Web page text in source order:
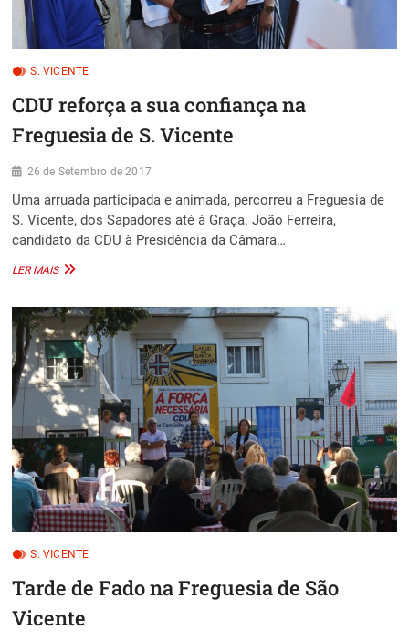
MOURARIA
CONTACTAR
POPULAÇÃO
BAIRRO.
DA
À
DA
JUNTA
DE
DE
MARIA
MAIOR,
LURDES
PINHEIRO,
REALÇARAM
A
NECESSIDA
S. VICENTE
CDU reforça a sua confiança na
Freguesia de S. Vicente
26 de Setembro de 2017
Uma arruada participada e animada, percorreu a Freguesia de
S. Vicente, dos Sapadores até à Graça. João Ferreira,
candidato da CDU à Presidência da Câmara…
LER MAISCDU
SUA
CONFIANÇA
NA
FREGUESIA
DE
S.
VICENTE
S. VICENTE
Tarde de Fado na Freguesia de São
Vicente